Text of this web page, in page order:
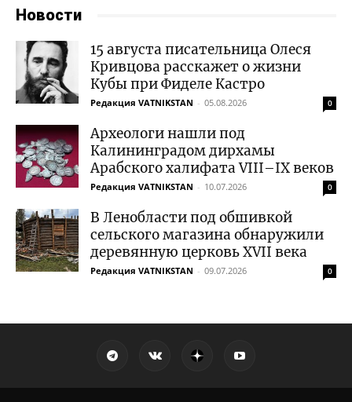
Новости
15 августа писательница Олеся
Кривцова расскажет о жизни
Кубы при Фиделе Кастро
Редакция VATNIKSTAN - 05.08.2026 0
Археологи нашли под
Калининградом дирхамы
Арабского халифата VIII–IX веков
Редакция VATNIKSTAN - 10.07.2026 0
В Ленобласти под обшивкой
сельского магазина обнаружили
деревянную церковь XVII века
Редакция VATNIKSTAN - 09.07.2026 0